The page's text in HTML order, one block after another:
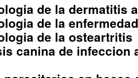
de la dermatitis
de la
de la osteartritis
canina de infeccion